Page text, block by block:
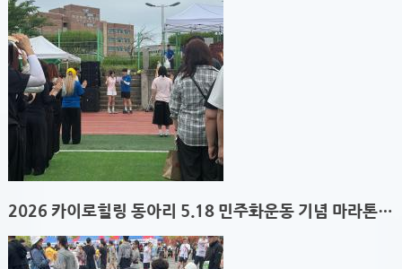
2026 카이로힐링 동아리 5.18 민주화운동 기념 마라톤대회 의무봉사